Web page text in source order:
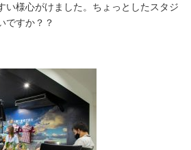
い様心がけました。ちょっとしたスタジ
ですか？？